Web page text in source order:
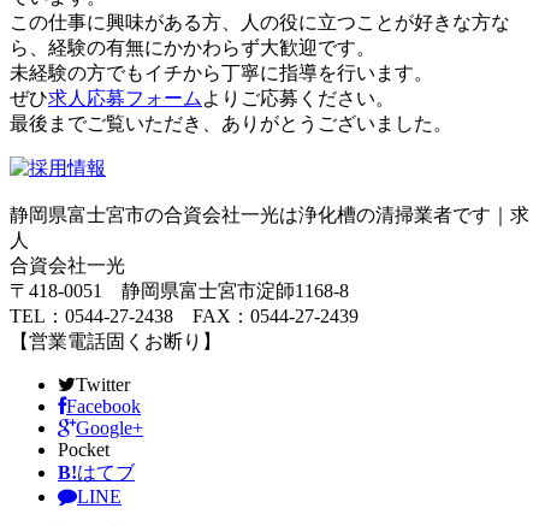
この仕事に興味がある方、人の役に立つことが好きな方な
ら、経験の有無にかかわらず大歓迎です。
未経験の方でもイチから丁寧に指導を行います。
ぜひ求人応募フォーム よりご応募ください。
最後までご覧いただき、ありがとうございました。
静岡県富士宮市の合資会社一光は浄化槽の清掃業者です｜求
人
合資会社一光
〒418-0051 静岡県富士宮市淀師1168-8
TEL：0544-27-2438 FAX：0544-27-2439
【営業電話固くお断り】
Twitter
Facebook
Google+
Pocket
B!はてブ
LINE